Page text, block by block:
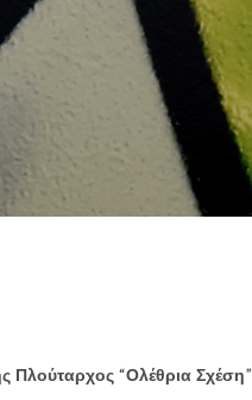
Πλούταρχος “Ολέθρια Σχέση”